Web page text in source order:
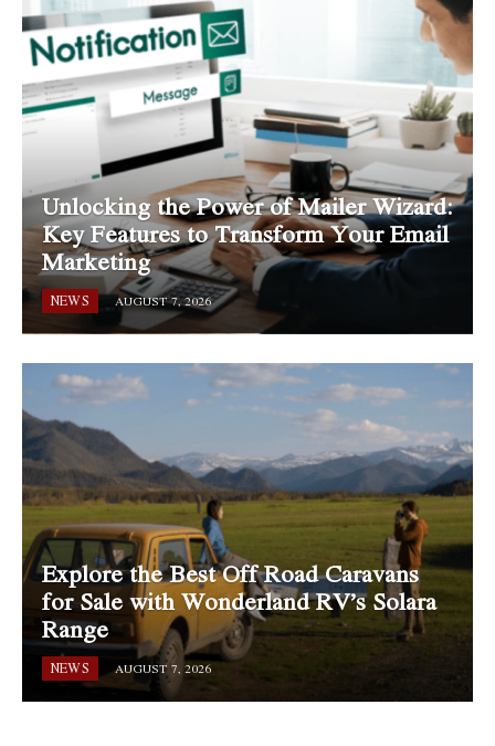
Unlocking the Power of Mailer Wizard:
Key Features to Transform Your Email
Marketing
NEWS AUGUST 7, 2026
Explore the Best Off Road Caravans
for Sale with Wonderland RV’s Solara
Range
NEWS AUGUST 7, 2026